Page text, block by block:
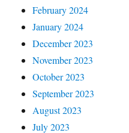
February 2024
January 2024
December 2023
November 2023
October 2023
September 2023
August 2023
July 2023